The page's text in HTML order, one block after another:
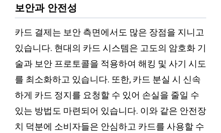
보안과 안전성
카드 결제는 보안 측면에서도 많은 장점을 지니고
있습니다. 현대의 카드 시스템은 고도의 암호화 기
술과 보안 프로토콜을 적용하여 해킹 및 사기 시도
를 최소화하고 있습니다. 또한, 카드 분실 시 신속
하게 카드 정지를 요청할 수 있어 손실을 줄일 수
있는 방법도 마련되어 있습니다. 이와 같은 안전장
치 덕분에 소비자들은 안심하고 카드를 사용할 수